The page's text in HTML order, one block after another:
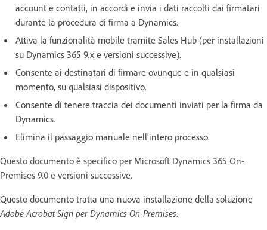
account e contatti, in accordi e invia i dati raccolti dai firmatari
durante la procedura di firma a Dynamics.
Attiva la funzionalità mobile tramite Sales Hub (per installazioni
su Dynamics 365 9.x e versioni successive).
Consente ai destinatari di firmare ovunque e in qualsiasi
momento, su qualsiasi dispositivo.
Consente di tenere traccia dei documenti inviati per la firma da
Dynamics.
Elimina il passaggio manuale nell'intero processo.
Questo documento è specifico per Microsoft Dynamics 365 On-
Premises 9.0 e versioni successive.
Questo documento tratta una nuova installazione della soluzione
Adobe Acrobat Sign per Dynamics On-Premises.